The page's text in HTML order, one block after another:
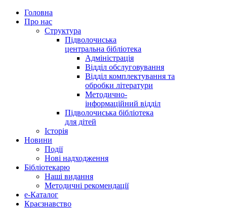
Головна
Про нас
Структура
Підволочиська
центральна бібліотека
Адміністрація
Відділ обслуговування
Відділ комплектування та
обробки літератури
Методично-
інформаційний відділ
Підволочиська бібліотека
для дітей
Історія
Новини
Події
Нові надходження
Бібліотекарю
Наші видання
Методичні рекомендації
e-Каталог
Краєзнавство